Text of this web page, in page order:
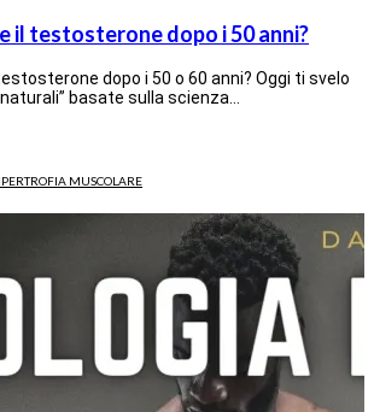
il testosterone dopo i 50 anni?
dopo i 50 o 60 anni? Oggi ti svelo
basate sulla scienza…
IPERTROFIA MUSCOLARE